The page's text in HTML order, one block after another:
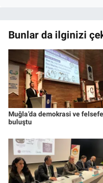
Bunlar da ilginizi
Muğla’da demokrasi ve felsefe
buluştu